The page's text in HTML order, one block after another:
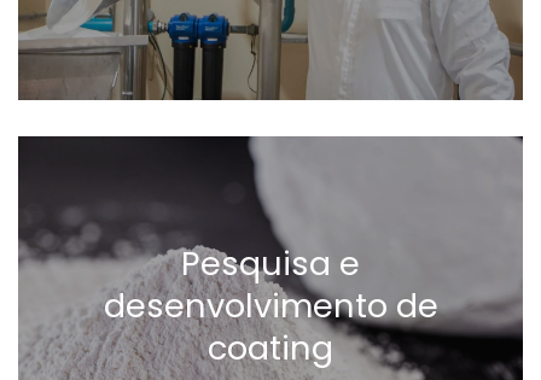
Pesquisa e
desenvolvimento de
coating